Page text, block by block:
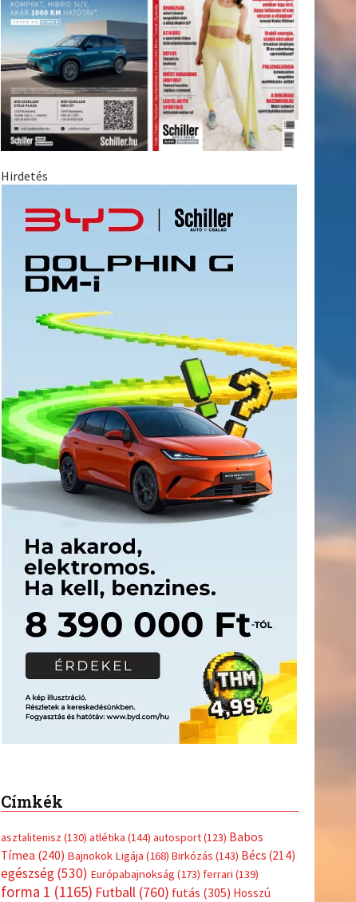
Hirdetés
Címkék
asztalitenisz (130) atlétika (144) autosport(123) Babos
Tímea (240) Bajnokok Ligája (168) Birkózás (143) Bécs (214)
egészség(530) Európabajnokság (173) ferrari (139)
forma 1 (1165) Futball(760) futás (305) Hosszú